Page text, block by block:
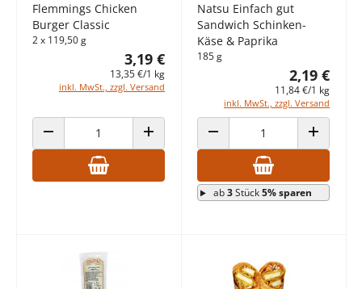
Flemmings Chicken
Burger Classic
2 x 119,50 g
3,19 €
13,35 €/1 kg
inkl. MwSt., zzgl. Versand
ANZAHL VERRINGERN ANZAHL ERHÖHEN
Natsu Einfach gut
Sandwich Schinken-
Käse & Paprika
185 g
2,19 €
11,84 €/1 kg
inkl. MwSt., zzgl. Versand
ANZAHL VERRINGERN ANZAHL
ab3Stück5% sparen